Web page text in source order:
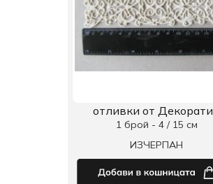
отливки от
1 брой - 4 / 15 см
ИЗЧЕРПАН